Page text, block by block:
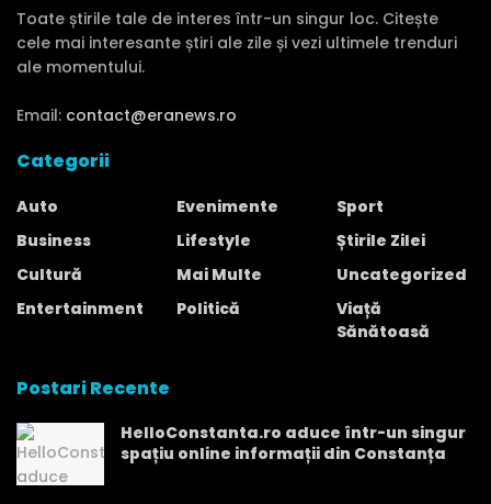
Toate știrile tale de interes într-un singur loc. Citește
cele mai interesante știri ale zile și vezi ultimele trenduri
ale momentului.
Email: contact@eranews.ro
Categorii
Auto
Business
Cultură
Entertainment
Evenimente
Lifestyle
Mai Multe
Politică
Sport
Știrile Zilei
Uncategorized
Viață
Sănătoasă
Postari Recente
HelloConstanta.ro aduce într-un singur
spațiu online informații din Constanța